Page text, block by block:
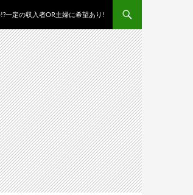
一定の収入者OR主婦に希望あり!